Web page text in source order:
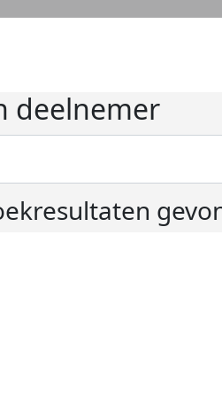
deelnemer